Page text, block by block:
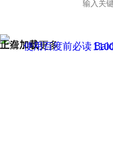
正在加载
上滑加载更多
使用百度前必读京公